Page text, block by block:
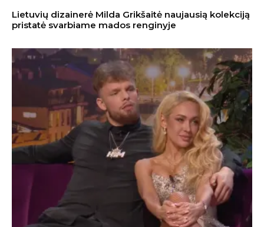
Lietuvių dizainerė Milda Grikšaitė naujausią kolekciją
pristatė svarbiame mados renginyje